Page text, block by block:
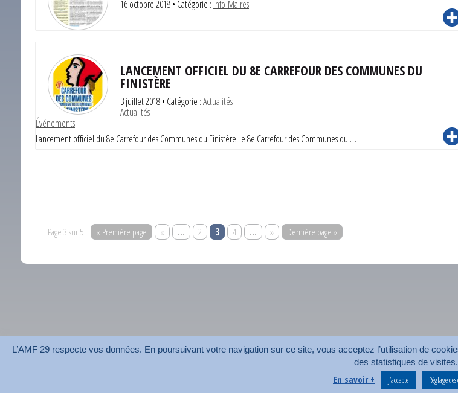
16 octobre 2018• Catégorie : Info-Maires
LANCEMENT OFFICIEL DU 8E CARREFOUR DES COMMUNES DU
FINISTÈRE
3 juillet 2018• Catégorie :Actualités
Actualités
Événements
Lancement officiel du 8e Carrefour des Communes du Finistère Le 8e Carrefour des Communes du …
Page 3 sur 5 « Première page « … 2 3 4 … » Dernière page »
L’AMF 29 respecte vos données. En poursuivant votre navigation sur ce site, vous acceptez l’utilisation de
des statistiques de visites.
En savoir + J’accepte Réglage